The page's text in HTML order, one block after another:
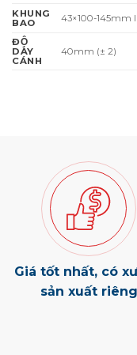
KHUNG
BAO
43×100-145mm
ĐỘ
DÀY
CÁNH
40mm (± 2)
Giá tốt nhất, có
sản xuất riêng